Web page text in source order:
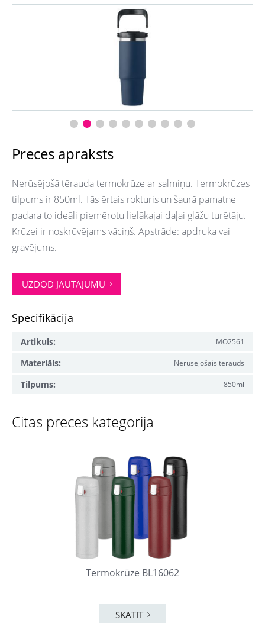
Preces apraksts
Nerūsējošā tērauda termokrūze ar salmiņu. Termokrūzes
tilpums ir 850ml. Tās ērtais rokturis un šaurā pamatne
padara to ideāli piemērotu lielākajai daļai glāžu turētāju.
Krūzei ir noskrūvējams vāciņš. Apstrāde: apdruka vai
gravējums.
UZDOD JAUTĀJUMU
Specifikācija
Artikuls: MO2561
Materiāls: Nerūsējošais tērauds
Tilpums: 850ml
Citas preces kategorijā
Termokrūze BL16062
SKATĪT